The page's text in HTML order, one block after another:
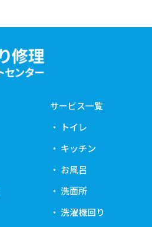
サービス一覧
トイレ
キッチン
お風呂
洗面所
洗濯機回り